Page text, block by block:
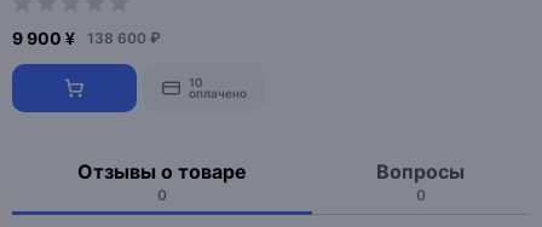
9 900 ¥ 138 600 ₽
10
оплачено
Отзывы о товаре
0
Вопросы
0